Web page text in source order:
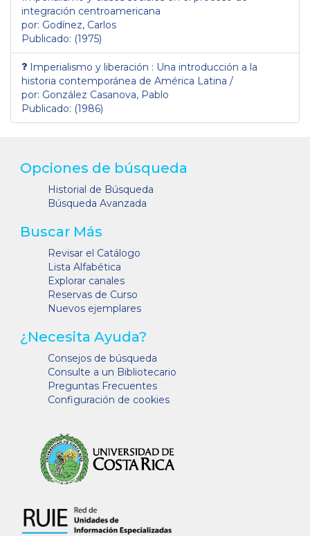
integración centroamericana
por: Godínez, Carlos
Publicado: (1975)
Imperialismo y liberación : Una introducción a la
historia contemporánea de América Latina /
por: González Casanova, Pablo
Publicado: (1986)
Opciones de búsqueda
Historial de Búsqueda
Búsqueda Avanzada
Buscar Más
Revisar el Catálogo
Lista Alfabética
Explorar canales
Reservas de Curso
Nuevos ejemplares
¿Necesita Ayuda?
Consejos de búsqueda
Consulte a un Bibliotecario
Preguntas Frecuentes
Configuración de cookies